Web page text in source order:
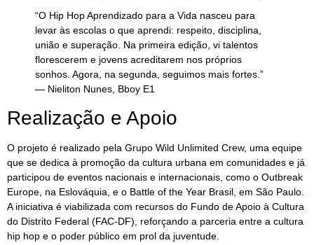
“O Hip Hop Aprendizado para a Vida nasceu para
levar às escolas o que aprendi: respeito, disciplina,
união e superação. Na primeira edição, vi talentos
florescerem e jovens acreditarem nos próprios
sonhos. Agora, na segunda, seguimos mais fortes.”
— Nieliton Nunes, Bboy E1
Realização e Apoio
O projeto é realizado pela Grupo Wild Unlimited Crew, uma equipe
que se dedica à promoção da cultura urbana em comunidades e já
participou de eventos nacionais e internacionais, como o Outbreak
Europe, na Eslováquia, e o Battle of the Year Brasil, em São Paulo.
A iniciativa é viabilizada com recursos do Fundo de Apoio à Cultura
do Distrito Federal (FAC-DF), reforçando a parceria entre a cultura
hip hop e o poder público em prol da juventude.